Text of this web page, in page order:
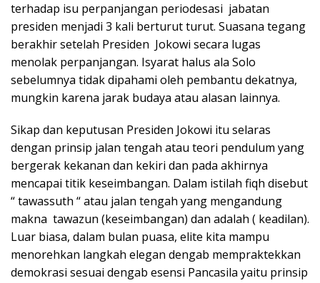
terhadap isu perpanjangan periodesasi jabatan
presiden menjadi 3 kali berturut turut. Suasana tegang
berakhir setelah Presiden Jokowi secara lugas
menolak perpanjangan. Isyarat halus ala Solo
sebelumnya tidak dipahami oleh pembantu dekatnya,
mungkin karena jarak budaya atau alasan lainnya.
Sikap dan keputusan Presiden Jokowi itu selaras
dengan prinsip jalan tengah atau teori pendulum yang
bergerak kekanan dan kekiri dan pada akhirnya
mencapai titik keseimbangan. Dalam istilah fiqh disebut
“ tawassuth “ atau jalan tengah yang mengandung
makna tawazun (keseimbangan) dan adalah ( keadilan).
Luar biasa, dalam bulan puasa, elite kita mampu
menorehkan langkah elegan dengab mempraktekkan
demokrasi sesuai dengab esensi Pancasila yaitu prinsip